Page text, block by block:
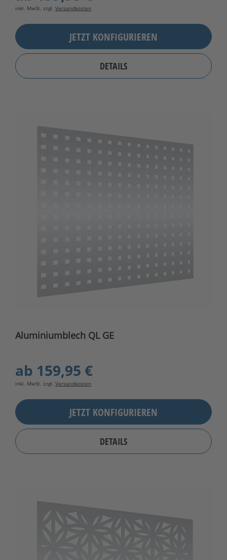
inkl. MwSt. zzgl. Versandkosten
JETZT KONFIGURIEREN
DETAILS
Aluminiumblech QL GE
ab 159,95 €
inkl. MwSt. zzgl. Versandkosten
JETZT KONFIGURIEREN
DETAILS